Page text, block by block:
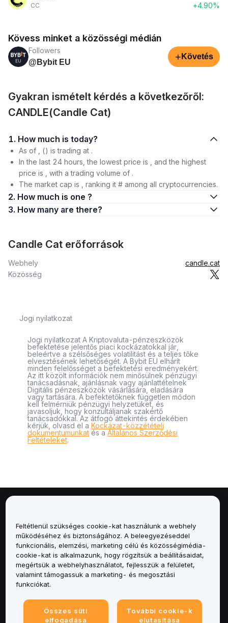
CC
+4.90%
Kövess minket a közösségi médián
Followers
@Bybit EU
+ Követés
Gyakran ismételt kérdés a következőről:
CANDLE(Candle Cat)
1. How much is today?
As of , () is trading at .
In the last 24 hours, the lowest price is , and the highest
price is , with a trading volume of .
The market cap is , ranking it # among all cryptocurrencies.
2. How much is one ?
3. How many are there?
Candle Cat erőforrások
Webhely
candle.cat
Közösség
Jogi nyilatkozat
Jogi nyilatkozat A Kriptovaluta-pénzeszközök
befektetése jelentős piaci kockázatokkal jár,
beleértve a szélsőséges volatilitást és a teljes tőke
elvesztésének lehetőségét. A Bybit EU elhárít
minden felelősséget a befektetési eredményekért.
Az itt közölt információk nem minősülnek pénzügyi
tanácsadásnak, ajánlásnak vagy ajánlattételnek
Digitális pénzeszközök vásárlására, eladására
vagy tartására. A befektetőknek független módon
kell felmérniük pénzügyi helyzetüket, és
javasoljuk, hogy konzultáljanak szakértő
tanácsadókkal. Az átfogó áttekintés érdekében
kérjük, olvasd el a Kockázat-közzétételi
dokumentumunkat és a Általános Szerződési
Feltételeket.
Szolgáltatások
Támogatás
Termékek
Feltétlenül szükséges cookie-kat használunk a webhely
működéséhez és biztonságához. A beleegyezéseddel
funkcionális, elemzési, marketing célú és közösségimédia-
cookie-kat is alkalmazunk, hogy rögzítsük a beállításaidat,
megértsük a webhelyhasználatot, fejlesszük a felületet,
valamint támogassuk a marketing- és megosztási
funkciókat.
Összes süti
elfogadása
További cookie-k
elutasítása